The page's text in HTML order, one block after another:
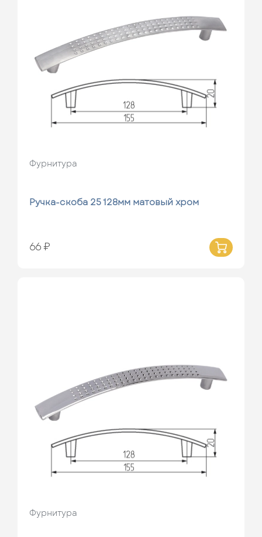
Фурнитура
Ручка-скоба 25 128мм матовый хром
66 ₽
Фурнитура